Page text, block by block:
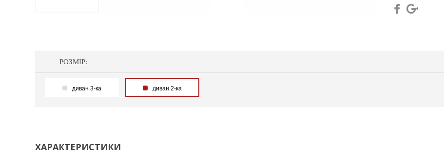
РОЗМІР:
диван 3-ка диван 2-ка
ХАРАКТЕРИСТИКИ